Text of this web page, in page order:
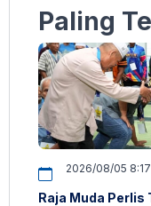
Paling
2026/08/05
Raja Muda Perlis